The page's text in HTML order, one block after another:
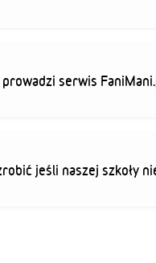
serwis
jeśli naszej szkoły